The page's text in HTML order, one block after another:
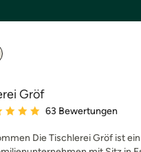
Gröf
Bewertung: 4.9 von 5
63 Bewertungen
Die Tischlerei Gröf ist